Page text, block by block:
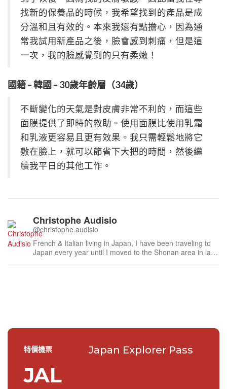
找新的保養品的時候，我希望找到的產品是成
分溫和且有效的。本來我還有點擔心，因為通
常我試用新產品之後，臉會感到刺痛，但是這
一次，我的臉感覺到的只有柔嫩！
國籍 – 韓國 – 30歲年齡層（34歲）
不斷變化的天氣是對皮膚非常不利的，而這些
面膜提供了即時的救助。使用面膜比使用乳霜
和乳液更容易且更有效果。我只需輕鬆地將它
敷在臉上，就可以節省下大把的時間，然後繼
續我平日的其他工作。
Christophe Audisio
@christophe.audisio
French & Italian living in Japan, I have been traveling to
Japan every year until I moved to the Shonan area in late
特價機票
JAL
Japan Explorer Pass